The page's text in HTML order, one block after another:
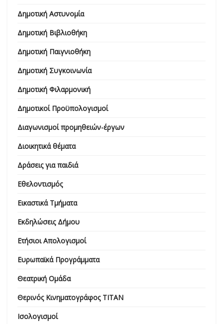
Δημοτική Αστυνομία
Δημοτική Βιβλιοθήκη
Δημοτική Παιγνιοθήκη
Δημοτική Συγκοινωνία
Δημοτική Φιλαρμονική
Δημοτικοί Προϋπολογισμοί
Διαγωνισμοί προμηθειών-έργων
Διοικητικά θέματα
Δράσεις για παιδιά
Εθελοντισμός
Εικαστικά Τμήματα
Εκδηλώσεις Δήμου
Ετήσιοι Απολογισμοί
Ευρωπαϊκά Προγράμματα
Θεατρική Ομάδα
Θερινός Κινηματογράφος ΤΙΤΑΝ
Ισολογισμοί